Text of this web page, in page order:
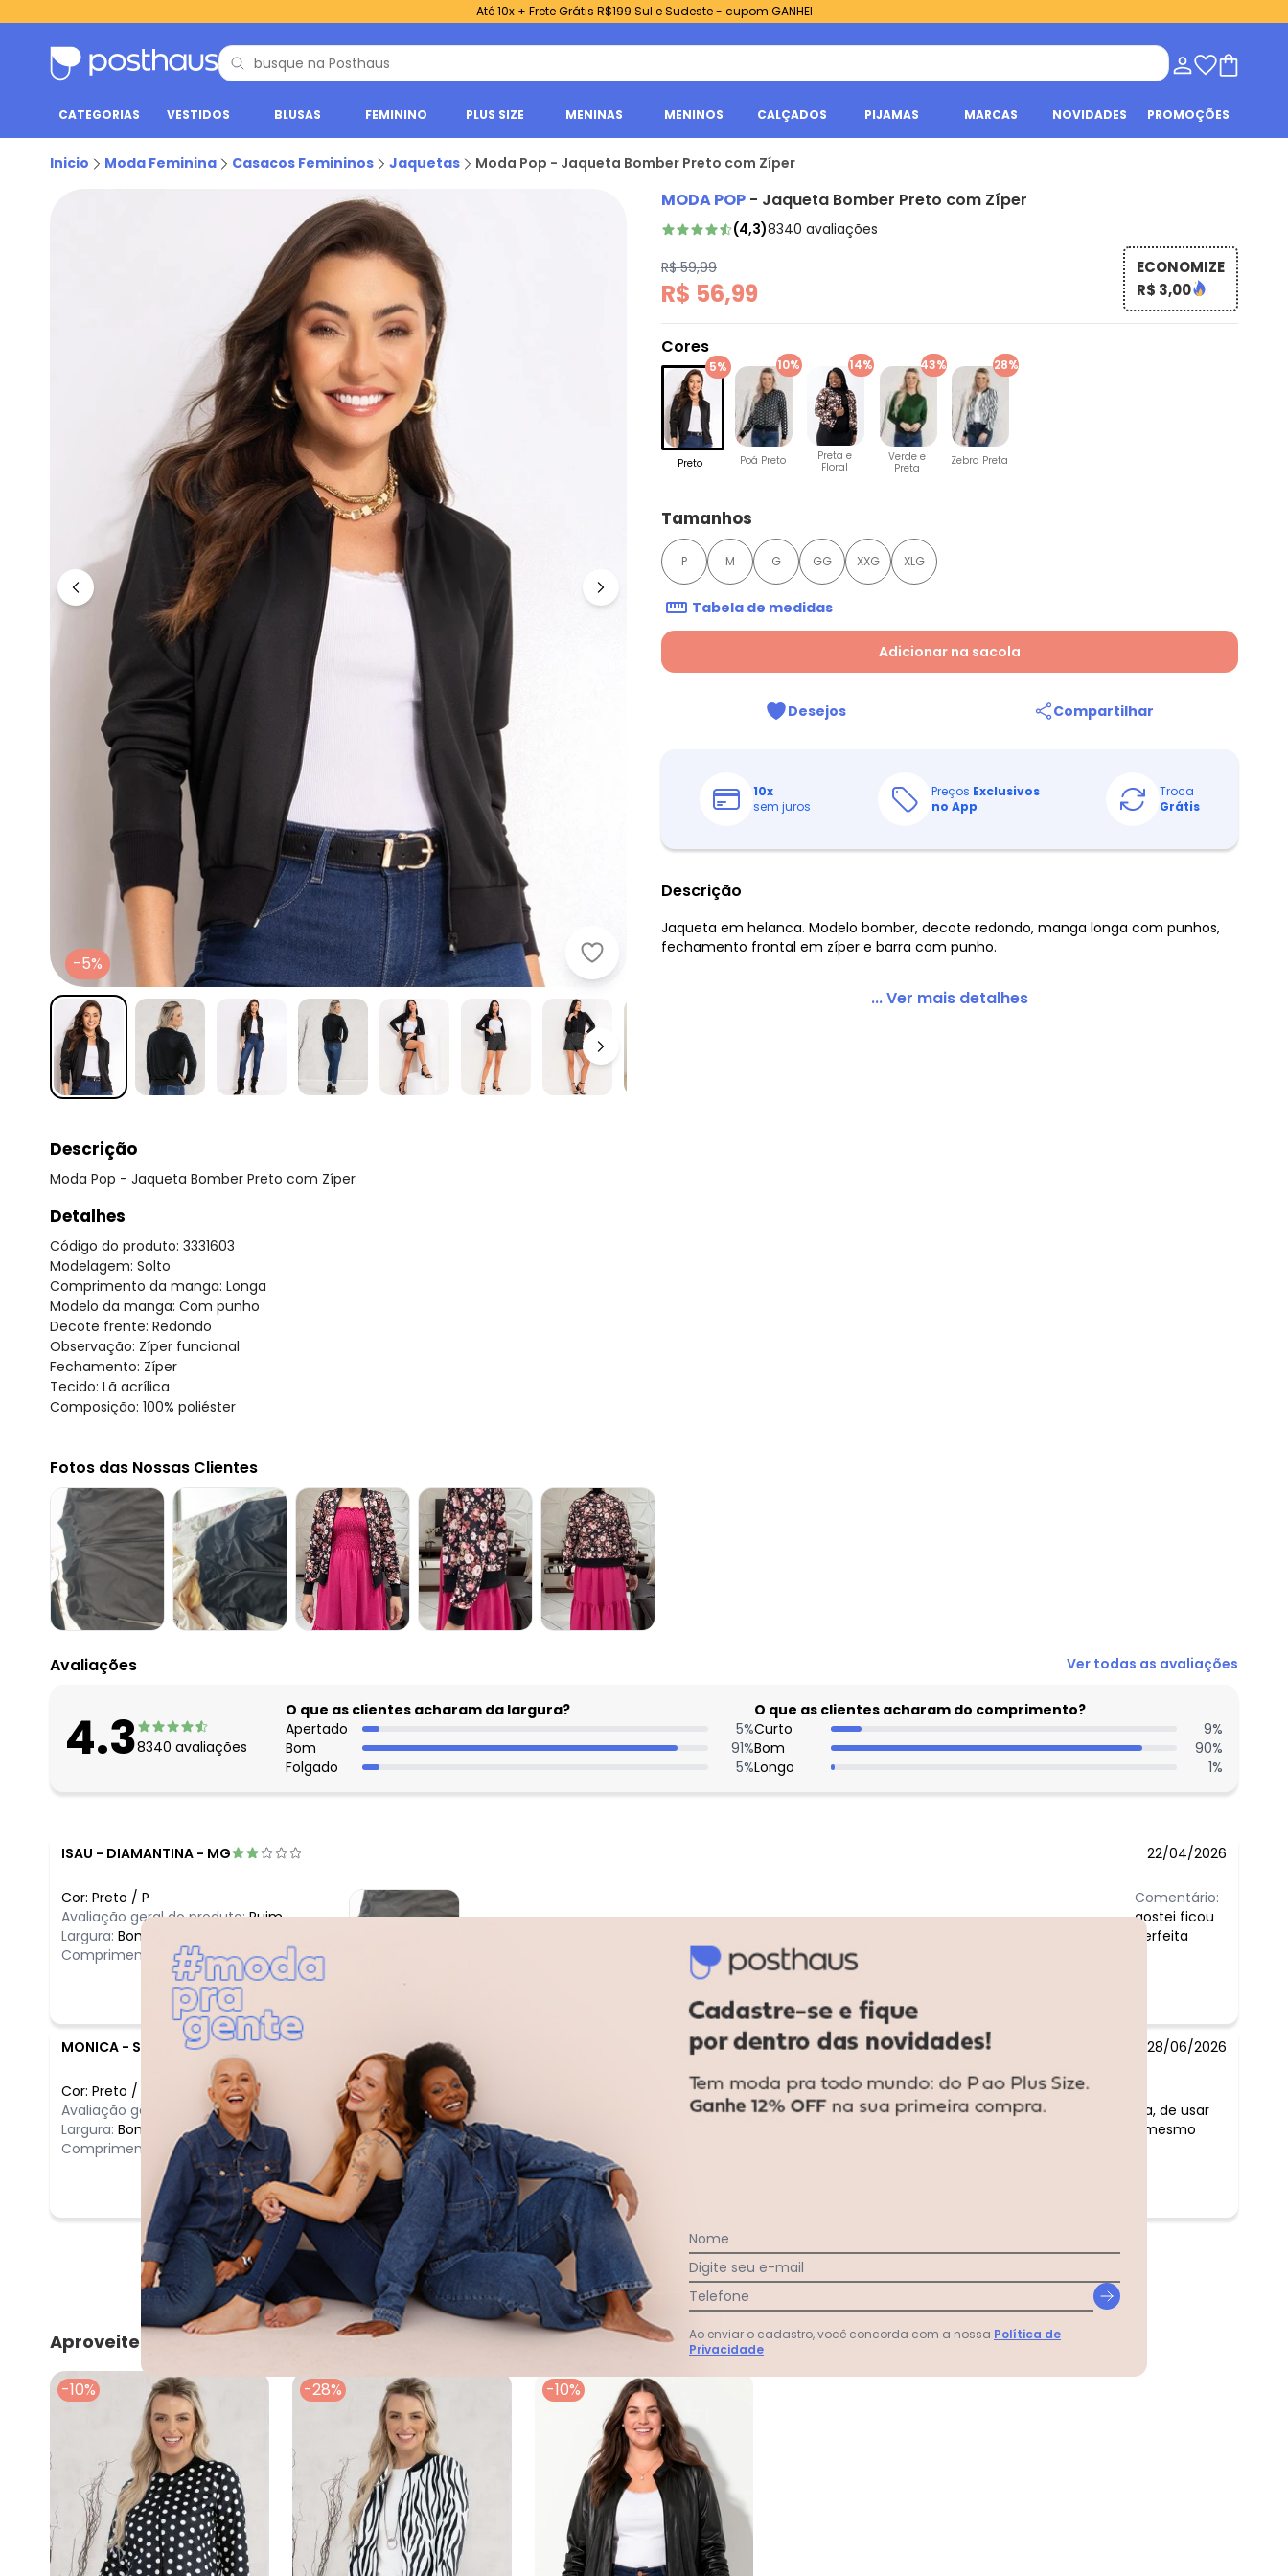
Até 10x + Frete Grátis R$199 Sul e Sudeste - cupom GANHEI
CATEGORIAS VESTIDOS BLUSAS FEMININO PLUS SIZE MENINAS MENINOS CALÇADOS PIJAMAS MARCAS NOVIDADES PROMOÇÕES
Inicio Moda Feminina Casacos Femininos Jaquetas Moda Pop - Jaqueta Bomber Preto com Zíper
Moda Pop - Jaqueta Bomber Preto com Zíper
-5%
MODA POP - Jaqueta Bomber Preto com Zíper
(4,3)8340 avaliações
R$ 59,99
R$ 56,99
ECONOMIZE
R$ 3,00
Cores
5%
Preto
10%
Poá Preto
14%
Preta e
Floral
43%
Verde e
Preta
28%
Zebra Preta
Tamanhos
P M G GG XXG XLG
Tabela de medidas
Adicionar na sacola
Desejos Compartilhar
10x
sem juros
Preços Exclusivos
no App
Troca
Grátis
Descrição
Jaqueta em helanca. Modelo bomber, decote redondo, manga longa com punhos,
fechamento frontal em zíper e barra com punho.
... Ver mais detalhes
Descrição
Moda Pop - Jaqueta Bomber Preto com Zíper
Detalhes
Código do produto: 3331603
Modelagem: Solto
Comprimento da manga: Longa
Modelo da manga: Com punho
Decote frente: Redondo
Observação: Zíper funcional
Fechamento: Zíper
Tecido: Lã acrílica
Composição: 100% poliéster
Fotos das Nossas Clientes
Avaliações Ver todas as avaliações
4.38340 avaliações
O que as clientes acharam da largura?
Apertado
5%
Bom
91%
Folgado
5%
O que as clientes acharam do comprimento?
Curto
9%
Bom
90%
Longo
1%
ISAU - DIAMANTINA - MG 22/04/2026
Cor: Preto / P
Avaliação geral do produto: Ruim
Largura: Bom
Comprimento:
Bom
Comentário:
gostei ficou
perfeita
MONICA - SAO FELIX DO CORIBE - BA 28/06/2026
Cor: Preto /
Avaliação geral do produto: Ruim
Largura: Bom
Comprimento:
Bom
Comentário:
a jaqueta é bem fininha, de usar
pra usar de academia mesmo
Ver todas as avaliações
Aproveite e compre junto
-10% -28% -10%
Nome
Digite seu e-mail
Telefone
Ao enviar o cadastro, você concorda com a nossa Política de
Privacidade